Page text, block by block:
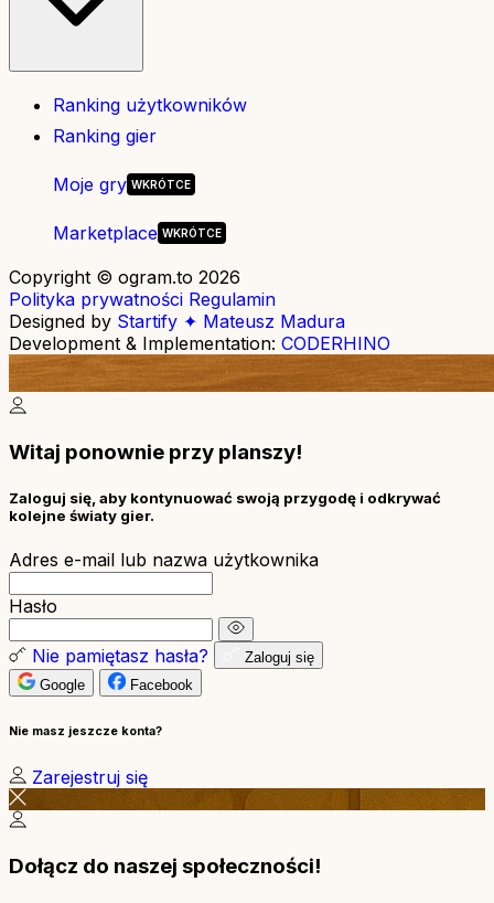
Ranking użytkowników
Ranking gier
Moje gry
Marketplace
Copyright © ogram.to 2026
Polityka prywatności Regulamin
Designed by Startify ✦ Mateusz Madura
Development & Implementation: CODERHINO
Witaj ponownie przy planszy!
Zaloguj się, aby kontynuować swoją przygodę i odkrywać
kolejne światy gier.
Adres e-mail lub nazwa użytkownika
Hasło
Nie pamiętasz hasła?
Zaloguj się
Google
Facebook
Nie masz jeszcze konta?
Zarejestruj się
Dołącz do naszej społeczności!